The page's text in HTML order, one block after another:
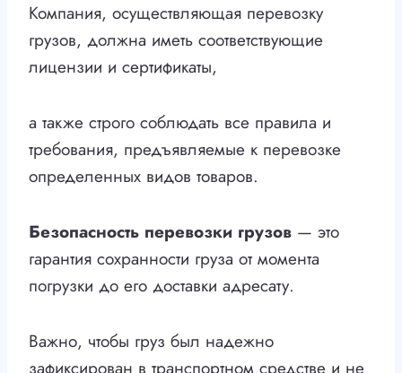
Компания, осуществляющая перевозку
грузов, должна иметь соответствующие
лицензии и сертификаты,
а также строго соблюдать все правила и
требования, предъявляемые к перевозке
определенных видов товаров.
Безопасность перевозки грузов — это
гарантия сохранности груза от момента
погрузки до его доставки адресату.
Важно, чтобы груз был надежно